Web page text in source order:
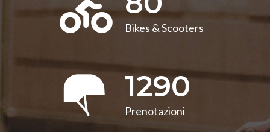
Bikes & Scooters
1290
Prenotazioni